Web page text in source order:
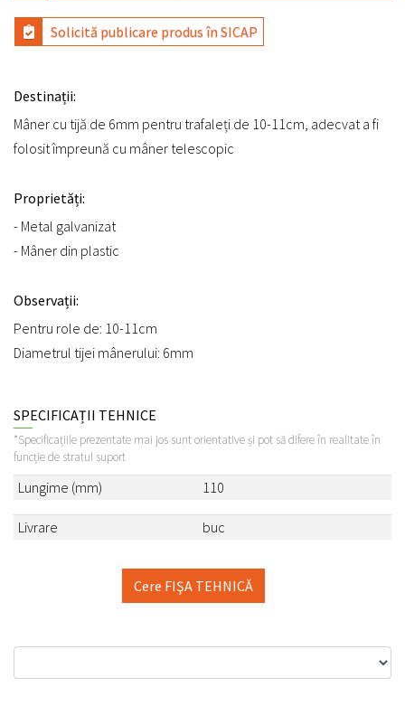
Solicită publicare produs în SICAP
Destinații:
Mâner cu tijă de 6mm pentru trafaleți de 10-11cm, adecvat a fi
folosit împreună cu mâner telescopic
Proprietăți:
- Metal galvanizat
- Mâner din plastic
Observații:
Pentru role de: 10-11cm
Diametrul tijei mânerului: 6mm
SPECIFICAȚII TEHNICE
*Specificațiile prezentate mai jos sunt orientative și pot să difere în realitate în
funcție de stratul suport
Lungime (mm) 110
Livrare buc
Cere FIŞA TEHNICĂ